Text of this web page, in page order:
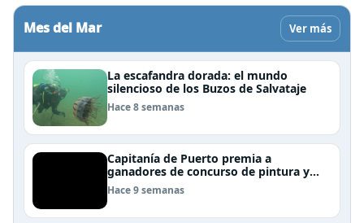
Mes del Mar Ver más
La escafandra dorada: el mundo
silencioso de los Buzos de Salvataje
Hace 8 semanas
Capitanía de Puerto premia a
ganadores de concurso de pintura y
cierra el Mes del Mar en Puerto Natales
Hace 9 semanas